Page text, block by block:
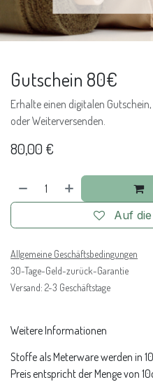
Gutschein 80€
Erhalte einen digitalen
oder Weiterversenden.
80,00 €
Auf
Allgemeine Geschäftsbedingungen
30-Tage-Geld-zurück-Garantie
Versand: 2-3 Geschäftstage
Weitere Informationen
Stoffe als Meterware werden in
Preis entspricht der Menge von